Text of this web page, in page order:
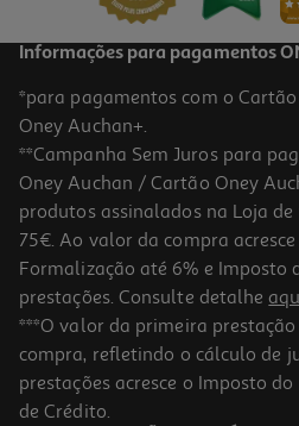
Informações para pagamentos
*para pagamentos com o
Oney Auchan+.
**Campanha Sem Juros para
Oney Auchan / Cartão Oney
produtos assinalados na Loja
75€. Ao valor da compra
Formalização até 6% e Imposto
prestações. Consulte detalhe
***O valor da primeira
compra, refletindo o cálculo de
prestações acresce o Imposto
de Crédito.